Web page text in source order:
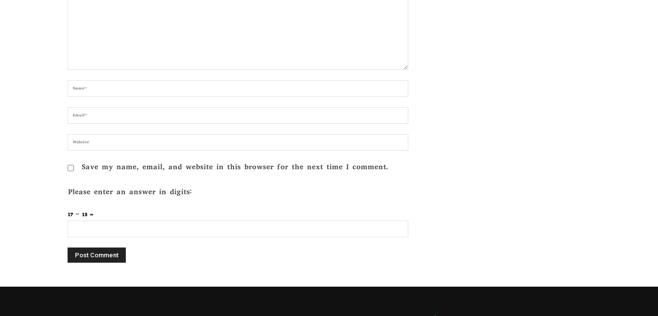
Save my name, email, and website in this browser for the next time I comment.
Please enter an answer in digits:
17 − 13 =